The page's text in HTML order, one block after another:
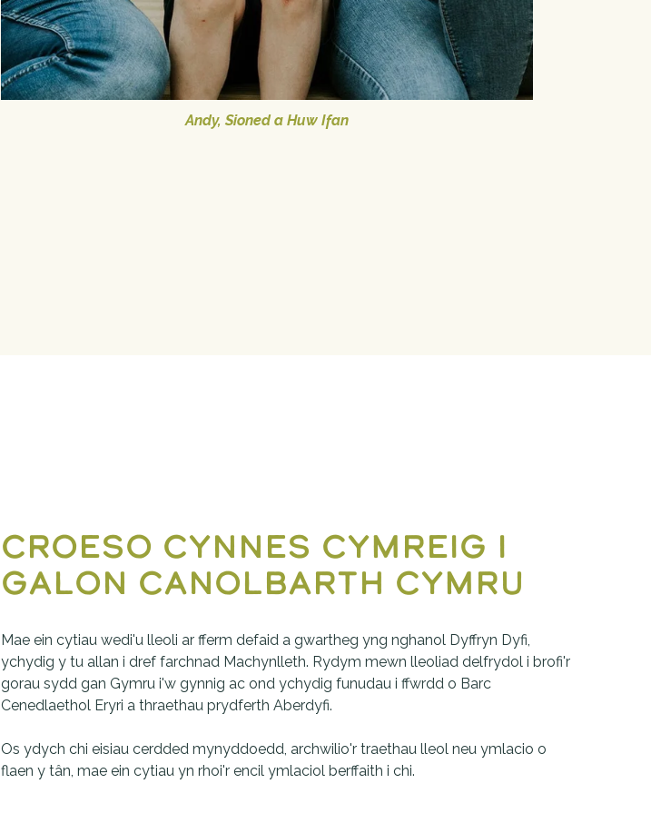
Andy, Sioned a Huw Ifan
Croeso cynnes Cymreig i
galon Canolbarth Cymru
Mae ein cytiau wedi'u lleoli ar fferm defaid a gwartheg yng nghanol Dyffryn Dyfi,
ychydig y tu allan i dref farchnad Machynlleth. Rydym mewn lleoliad delfrydol i brofi'r
gorau sydd gan Gymru i'w gynnig ac ond ychydig funudau i ffwrdd o Barc
Cenedlaethol Eryri a thraethau prydferth Aberdyfi.
Os ydych chi eisiau cerdded mynyddoedd, archwilio'r traethau lleol neu ymlacio o
flaen y tân, mae ein cytiau yn rhoi'r encil ymlaciol berffaith i chi.